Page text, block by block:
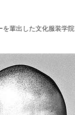
輩出した文化服装学